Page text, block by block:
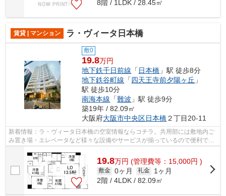
8階 / 1LDK / 28.45㎡
賃貸 | マンション ラ・ヴィータ日本橋
敷0
19.8万円
地下鉄千日前線 「 日本橋 」駅 徒歩8分
地下鉄谷町線 「四天王寺前夕陽ヶ丘 」
駅 徒歩10分
南海本線 「難波 」駅 徒歩9分
築19年 / 82.09㎡
大阪府大阪市中央区日本橋２丁目20-11
新着情報：ラ・ヴィータ日本橋の空室情報ならコチラ。共用部には敷地内ご
み置き場・エレベータなど様々な設備やサービスが揃っているので便利で
19.8万円 (管理費等：15,000円 )
敷金 0ヶ月 礼金
1ヶ月
2階 / 4LDK / 82.09㎡